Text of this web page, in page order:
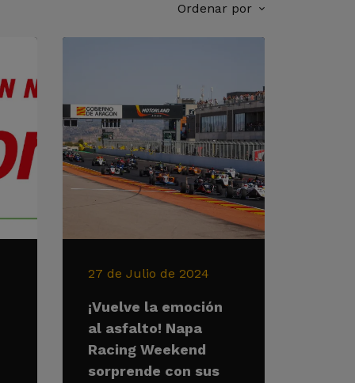
Ordenar por
27 de Julio de 2024
¡Vuelve la emoción
al asfalto! Napa
Racing Weekend
sorprende con sus